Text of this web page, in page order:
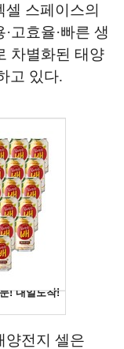
셀 스페이스의
고효율·빠른 생
차별화된 태양
고 있다.
양전지 셀은